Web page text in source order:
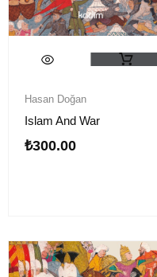
Hasan Doğan
Islam And War
₺300.00